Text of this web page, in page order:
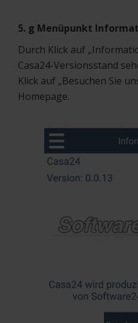
5. g Menüpunkt
Durch Klick auf
Casa24-Versionsstand
Klick auf „Besuchen Sie
Homepage.